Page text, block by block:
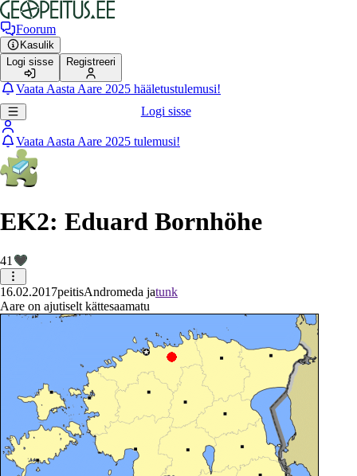
Foorum
Kasulik
Logi sisse
Registreeri
Vaata Aasta Aare 2025 hääletustulemusi!
Logi sisse
Vaata Aasta Aare 2025 tulemusi!
EK2: Eduard Bornhöhe
41
16.02.2017peitisAndromeda jatunk
Aare on ajutiselt kättesaamatu